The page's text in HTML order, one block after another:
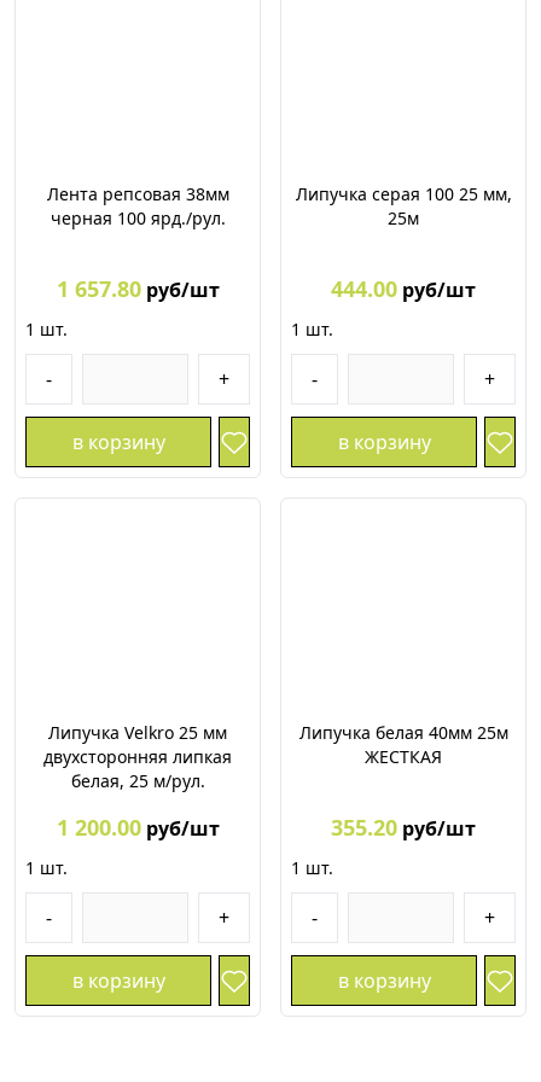
Лента репсовая 38мм
черная 100 ярд./рул.
1 657.80 руб/шт
1 шт.
- +
в корзину
Липучка серая 100 25 мм,
25м
444.00 руб/шт
1 шт.
- +
в корзину
Липучка Velkro 25 мм
двухсторонняя липкая
белая, 25 м/рул.
1 200.00 руб/шт
1 шт.
- +
в корзину
Липучка белая 40мм 25м
ЖЕСТКАЯ
355.20 руб/шт
1 шт.
- +
в корзину